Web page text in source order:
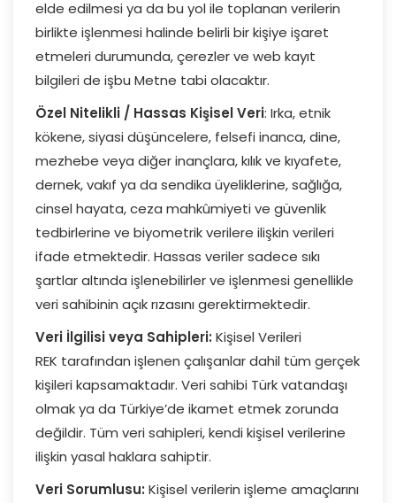
elde edilmesi ya da bu yol ile toplanan verilerin
birlikte işlenmesi halinde belirli bir kişiye işaret
etmeleri durumunda, çerezler ve web kayıt
bilgileri de işbu Metne tabi olacaktır.
Özel Nitelikli / Hassas Kişisel Veri: Irka, etnik
kökene, siyasi düşüncelere, felsefi inanca, dine,
mezhebe veya diğer inançlara, kılık ve kıyafete,
dernek, vakıf ya da sendika üyeliklerine, sağlığa,
cinsel hayata, ceza mahkûmiyeti ve güvenlik
tedbirlerine ve biyometrik verilere ilişkin verileri
ifade etmektedir. Hassas veriler sadece sıkı
şartlar altında işlenebilirler ve işlenmesi genellikle
veri sahibinin açık rızasını gerektirmektedir.
Veri İlgilisi veya Sahipleri: Kişisel Verileri
REK tarafından işlenen çalışanlar dahil tüm gerçek
kişileri kapsamaktadır. Veri sahibi Türk vatandaşı
olmak ya da Türkiye’de ikamet etmek zorunda
değildir. Tüm veri sahipleri, kendi kişisel verilerine
ilişkin yasal haklara sahiptir.
Veri Sorumlusu: Kişisel verilerin işleme amaçlarını